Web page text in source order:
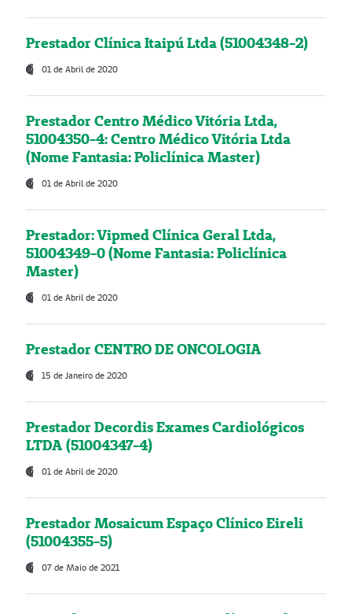
Prestador Clínica Itaipú Ltda (51004348-2)
01 de Abril de 2020
Prestador Centro Médico Vitória Ltda,
51004350-4: Centro Médico Vitória Ltda
(Nome Fantasia: Policlínica Master)
01 de Abril de 2020
Prestador: Vipmed Clínica Geral Ltda,
51004349-0 (Nome Fantasia: Policlínica
Master)
01 de Abril de 2020
Prestador CENTRO DE ONCOLOGIA
15 de Janeiro de 2020
Prestador Decordis Exames Cardiológicos
LTDA (51004347-4)
01 de Abril de 2020
Prestador Mosaicum Espaço Clínico Eireli
(51004355-5)
07 de Maio de 2021